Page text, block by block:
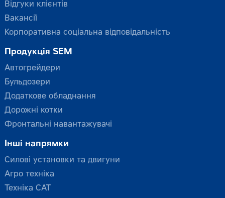
Відгуки клієнтів
Вакансії
Корпоративна соціальна відповідальність
Продукція SEM
Автогрейдери
Бульдозери
Додаткове обладнання
Дорожні котки
Фронтальні навантажувачі
Інші напрямки
Силові установки та двигуни
Агро техніка
Техніка CAT